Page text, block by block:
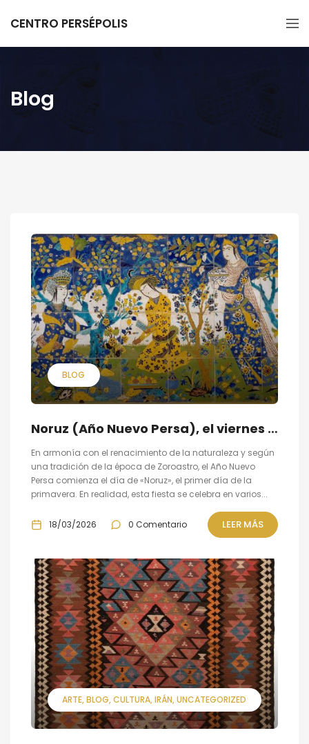
CENTRO PERSÉPOLIS
Blog
BLOG
Noruz (Año Nuevo Persa), el viernes 20 de marzo 2026
En armonía con el renacimiento de la naturaleza y según
una tradición de la época de Zoroastro, el Año Nuevo
Persa comienza el día de «Noruz», el primer día de la
primavera. En realidad, esta fiesta se celebra en varios...
18/03/2026 0 Comentario LEER MÁS
ARTE BLOG CULTURA IRÁN UNCATEGORIZED